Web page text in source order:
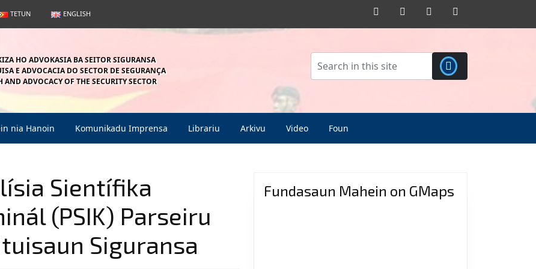
TETUN ENGLISH
FacebookTwitter Pinterest
HO ADVOKASIA BA SEITOR SIGURANSA
E ADVOCACIA DO SECTOR DE SEGURANÇA
ADVOCACY OF THE SECURITY SECTOR
nia Hanoin Komunikadu Imprensa Librariu Arkivu Video Foun
Sientífika
(PSIK) Parseiru
Siguransa
Fundasaun Mahein on GMaps